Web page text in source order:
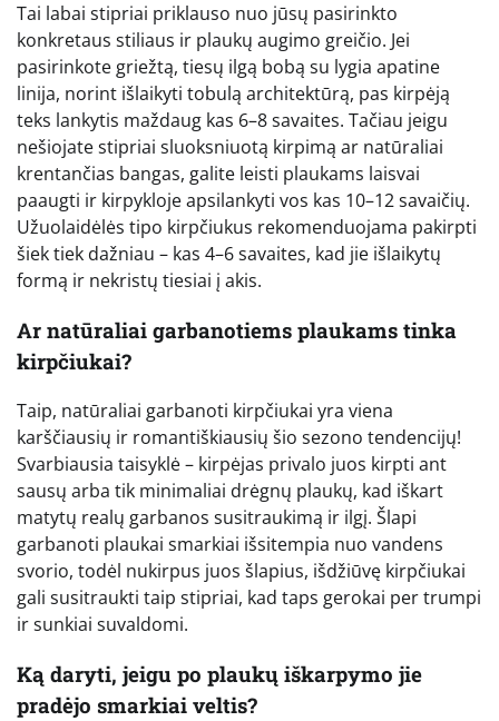
Tai labai stipriai priklauso nuo jūsų pasirinkto
konkretaus stiliaus ir plaukų augimo greičio. Jei
pasirinkote griežtą, tiesų ilgą bobą su lygia apatine
linija, norint išlaikyti tobulą architektūrą, pas kirpėją
teks lankytis maždaug kas 6–8 savaites. Tačiau jeigu
nešiojate stipriai sluoksniuotą kirpimą ar natūraliai
krentančias bangas, galite leisti plaukams laisvai
paaugti ir kirpykloje apsilankyti vos kas 10–12 savaičių.
Užuolaidėlės tipo kirpčiukus rekomenduojama pakirpti
šiek tiek dažniau – kas 4–6 savaites, kad jie išlaikytų
formą ir nekristų tiesiai į akis.
Ar natūraliai garbanotiems plaukams tinka
kirpčiukai?
Taip, natūraliai garbanoti kirpčiukai yra viena
karščiausių ir romantiškiausių šio sezono tendencijų!
Svarbiausia taisyklė – kirpėjas privalo juos kirpti ant
sausų arba tik minimaliai drėgnų plaukų, kad iškart
matytų realų garbanos susitraukimą ir ilgį. Šlapi
garbanoti plaukai smarkiai išsitempia nuo vandens
svorio, todėl nukirpus juos šlapius, išdžiūvę kirpčiukai
gali susitraukti taip stipriai, kad taps gerokai per trumpi
ir sunkiai suvaldomi.
Ką daryti, jeigu po plaukų iškarpymo jie
pradėjo smarkiai veltis?